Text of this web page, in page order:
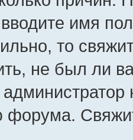
имя
то
не был ли
форума.